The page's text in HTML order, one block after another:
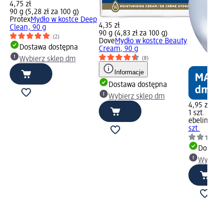
4,75 zł
90 g (5,28 zł za 100 g)
ProtexMydło w kostce Deep
Clean, 90 g
(2)
Dostawa dostępna
Wybierz sklep dm
4,35 zł
90 g (4,83 zł za 100 g)
DoveMydło w kostce Beauty
Cream, 90 g
(8)
Informacje
Dostawa dostępna
Wybierz sklep dm
4,95 zł
1 szt.
ebelin
szt.